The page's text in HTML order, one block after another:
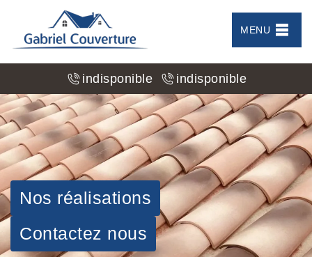
MENU
indisponible indisponible
Nos réalisations
Contactez nous